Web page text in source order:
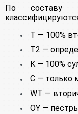
По составу
Т — 100%
Т2 —
K — 100%
C — только
WT —
OY —